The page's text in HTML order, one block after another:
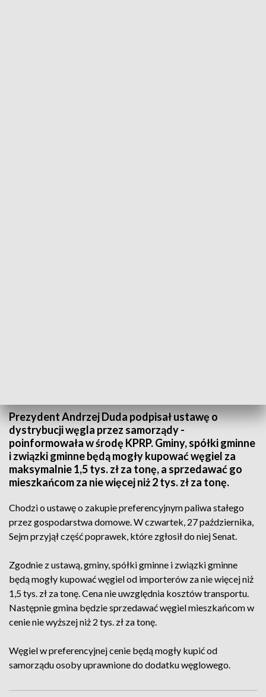
Prezydent Andrzej Duda podpisał ustawę o
dystrybucji węgla przez samorządy -
poinformowała w środę KPRP. Gminy, spółki gminne
i związki gminne będą mogły kupować węgiel za
maksymalnie 1,5 tys. zł za tonę, a sprzedawać go
mieszkańcom za nie więcej niż 2 tys. zł za tonę.
Chodzi o ustawę o zakupie preferencyjnym paliwa stałego
przez gospodarstwa domowe. W czwartek, 27 października,
Sejm przyjął część poprawek, które zgłosił do niej Senat.
Zgodnie z ustawą, gminy, spółki gminne i związki gminne
będą mogły kupować węgiel od importerów za nie więcej niż
1,5 tys. zł za tonę. Cena nie uwzględnia kosztów transportu.
Następnie gmina będzie sprzedawać węgiel mieszkańcom w
cenie nie wyższej niż 2 tys. zł za tonę.
Węgiel w preferencyjnej cenie będą mogły kupić od
samorządu osoby uprawnione do dodatku węglowego.